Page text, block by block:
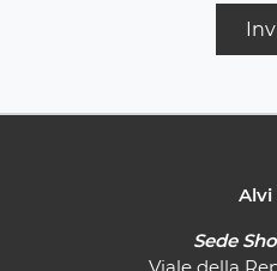
Alvi
Sede